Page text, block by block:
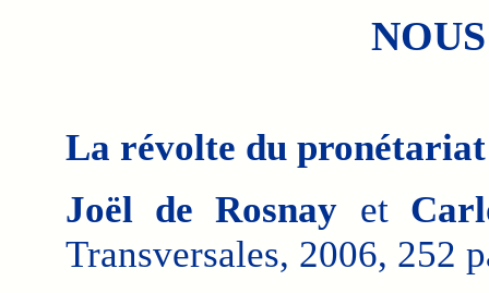
La révolte du pronétariat
Joël de Rosnay et
Transversales, 2006, 252